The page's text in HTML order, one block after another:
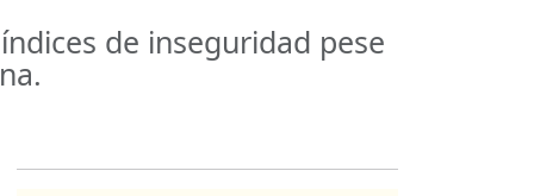
de inseguridad pese